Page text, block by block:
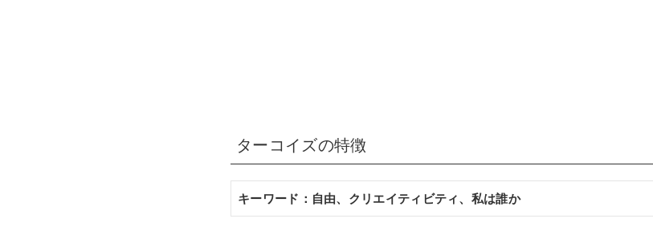
ターコイズの特徴
キーワード：自由、クリエイティビティ、私は誰か